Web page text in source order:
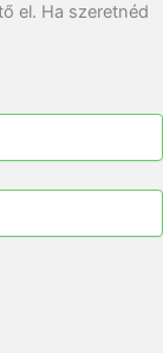
el. Ha szeretnéd